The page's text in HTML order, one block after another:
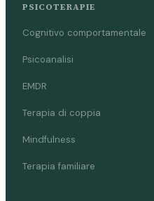
PSICOTERAPIE
Cognitivo comportamentale
Psicoanalisi
EMDR
Terapia di coppia
Mindfulness
Terapia familiare